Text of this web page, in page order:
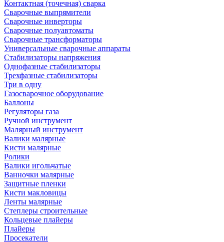
Контактная (точечная) сварка
Сварочные выпрямители
Сварочные инверторы
Сварочные полуавтоматы
Сварочные трансформаторы
Универсальные сварочные аппараты
Стабилизаторы напряжения
Однофазные стабилизаторы
Трехфазные стабилизаторы
Три в одну
Газосварочное оборудование
Баллоны
Регуляторы газа
Ручной инструмент
Малярный инструмент
Валики малярные
Кисти малярные
Ролики
Валики игольчатые
Ванночки малярные
Защитные пленки
Кисти макловицы
Ленты малярные
Степлеры строительные
Кольцевые плайеры
Плайеры
Просекатели